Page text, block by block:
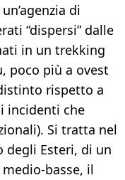
di
“dispersi” dalle
in un trekking
poco più a ovest
rispetto a
incidenti che
Si tratta nel
degli Esteri, di un
basse, il